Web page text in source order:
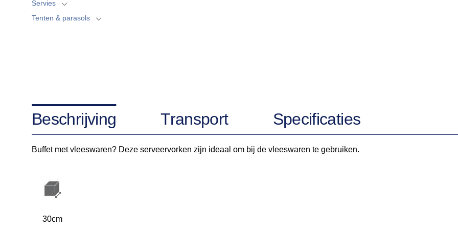
Servies
Tenten & parasols
Beschrijving Transport Specificaties
Buffet met vleeswaren? Deze serveervorken zijn ideaal om bij de vleeswaren te gebruiken.
30cm